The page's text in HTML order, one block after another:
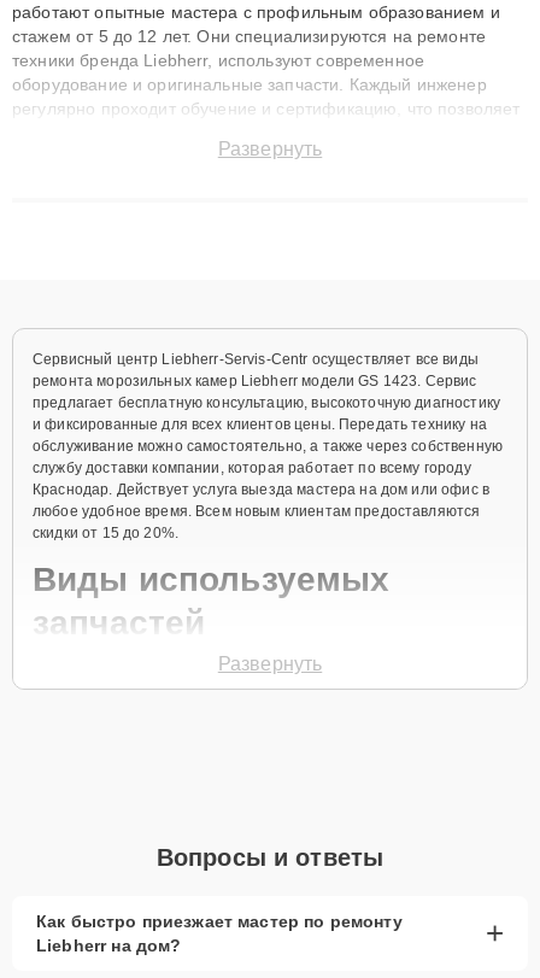
работают опытные мастера с профильным образованием и
стажем от 5 до 12 лет. Они специализируются на ремонте
техники бренда Liebherr, используют современное
оборудование и оригинальные запчасти. Каждый инженер
регулярно проходит обучение и сертификацию, что позволяет
технику с сохранением гарантии до 3 лет. Наши мастера
Развернуть
Сервисный центр Liebherr-Servis-Centr осуществляет все виды
ремонта морозильных камер Liebherr модели GS 1423. Сервис
предлагает бесплатную консультацию, высокоточную диагностику
и фиксированные для всех клиентов цены. Передать технику на
обслуживание можно самостоятельно, а также через собственную
службу доставки компании, которая работает по всему городу
Краснодар. Действует услуга выезда мастера на дом или офис в
любое удобное время. Всем новым клиентам предоставляются
скидки от 15 до 20%.
Виды используемых
запчастей
Для ремонта морозильной камеры модели GS 1423 предлагаются
активное использование устройства дольше
запчастей.
При наличии планов в скором времени заменить
Развернуть
Вопросы и ответы
Как быстро приезжает мастер по ремонту
Liebherr на дом?
+